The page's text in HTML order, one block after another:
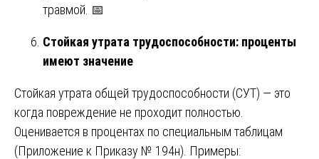
травмой. 📅
Стойкая утрата трудоспособности: проценты
имеют значение
Стойкая утрата общей трудоспособности (СУТ) — это
когда повреждение не проходит полностью.
Оценивается в процентах по специальным таблицам
(Приложение к Приказу № 194н). Примеры: